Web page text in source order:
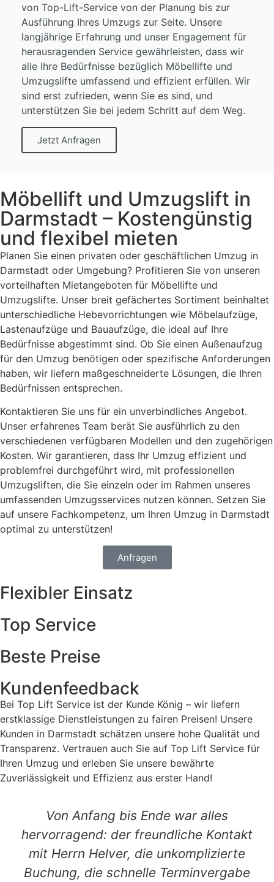
von Top-Lift-Service von der Planung bis zur
Ausführung Ihres Umzugs zur Seite. Unsere
langjährige Erfahrung und unser Engagement für
herausragenden Service gewährleisten, dass wir
alle Ihre Bedürfnisse bezüglich Möbellifte und
Umzugslifte umfassend und effizient erfüllen. Wir
sind erst zufrieden, wenn Sie es sind, und
unterstützen Sie bei jedem Schritt auf dem Weg.
Jetzt Anfragen
Möbellift und Umzugslift in
Darmstadt – Kostengünstig
und flexibel mieten
Planen Sie einen privaten oder geschäftlichen Umzug in
Darmstadt oder Umgebung? Profitieren Sie von unseren
vorteilhaften Mietangeboten für Möbellifte und
Umzugslifte. Unser breit gefächertes Sortiment beinhaltet
unterschiedliche Hebevorrichtungen wie Möbelaufzüge,
Lastenaufzüge und Bauaufzüge, die ideal auf Ihre
Bedürfnisse abgestimmt sind. Ob Sie einen Außenaufzug
für den Umzug benötigen oder spezifische Anforderungen
haben, wir liefern maßgeschneiderte Lösungen, die Ihren
Bedürfnissen entsprechen.
Kontaktieren Sie uns für ein unverbindliches Angebot.
Unser erfahrenes Team berät Sie ausführlich zu den
verschiedenen verfügbaren Modellen und den zugehörigen
Kosten. Wir garantieren, dass Ihr Umzug effizient und
problemfrei durchgeführt wird, mit professionellen
Umzugsliften, die Sie einzeln oder im Rahmen unseres
umfassenden Umzugsservices nutzen können. Setzen Sie
auf unsere Fachkompetenz, um Ihren Umzug in Darmstadt
optimal zu unterstützen!
Anfragen
Flexibler Einsatz
Top Service
Beste Preise
Kundenfeedback
Bei Top Lift Service ist der Kunde König – wir liefern
erstklassige Dienstleistungen zu fairen Preisen! Unsere
Kunden in Darmstadt schätzen unsere hohe Qualität und
Transparenz. Vertrauen auch Sie auf Top Lift Service für
Ihren Umzug und erleben Sie unsere bewährte
Zuverlässigkeit und Effizienz aus erster Hand!
Von Anfang bis Ende war alles
hervorragend: der freundliche Kontakt
mit Herrn Helver, die unkomplizierte
Buchung, die schnelle Terminvergabe